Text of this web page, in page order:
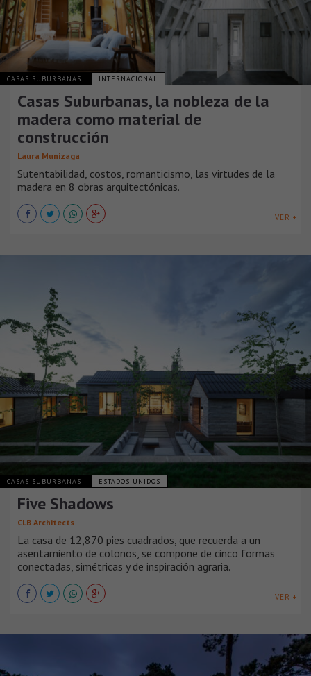
CASAS SUBURBANAS INTERNACIONAL
Casas Suburbanas, la nobleza de la
madera como material de
construcción
Laura Munizaga
Sutentabilidad, costos, romanticismo, las virtudes de la
madera en 8 obras arquitectónicas.
VER +
CASAS SUBURBANAS ESTADOS UNIDOS
Five Shadows
CLB Architects
La casa de 12,870 pies cuadrados, que recuerda a un
asentamiento de colonos, se compone de cinco formas
conectadas, simétricas y de inspiración agraria.
VER +